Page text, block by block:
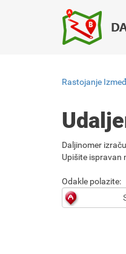
Rastojanje
Daljinomer
Upišite ispravan
Odakle polazite: